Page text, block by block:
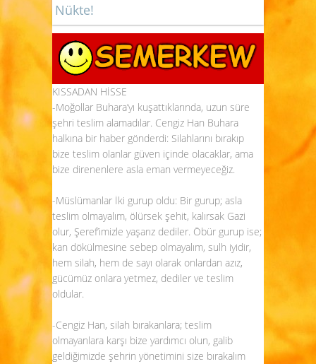
Nükte!
KISSADAN HİSSE
-Moğollar Buhara’yı kuşattıklarında, uzun süre
şehri teslim alamadılar. Cengiz Han Buhara
halkına bir haber gönderdi: Silahlarını bırakıp
bize teslim olanlar güven içinde olacaklar, ama
bize direnenlere asla eman vermeyeceğiz.
-Müslümanlar İki gurup oldu: Bir gurup; asla
teslim olmayalım, ölürsek şehit, kalırsak Gazi
olur, Şeref’imizle yaşarız dediler. Öbür gurup ise;
kan dökülmesine sebep olmayalım, sulh iyidir,
hem silah, hem de sayı olarak onlardan azız,
gücümüz onlara yetmez, dediler ve teslim
oldular.
-Cengiz Han, silah bırakanlara; teslim
olmayanlara karşı bize yardımcı olun, galib
geldiğimizde şehrin yönetimini size bırakalım